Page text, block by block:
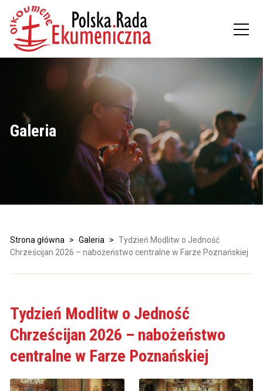
Galeria
Strona główna > Galeria > Tydzień Modlitw o Jedność
Chrześcijan 2026 – nabożeństwo centralne w Farze Poznańskiej
Tydzień Modlitw o Jedność
Chrześcijan 2026 – nabożeństwo
centralne w Farze Poznańskiej